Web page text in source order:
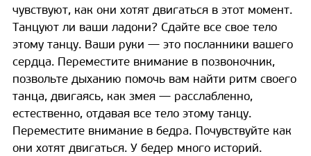
чувствуют, как они хотят двигаться в этот момент.
Танцуют ли ваши ладони? Сдайте все свое тело
этому танцу. Ваши руки — это посланники вашего
сердца. Переместите внимание в позвоночник,
позвольте дыханию помочь вам найти ритм своего
танца, двигаясь, как змея — расслабленно,
естественно, отдавая все тело этому танцу.
Переместите внимание в бедра. Почувствуйте как
они хотят двигаться. У бедер много историй.